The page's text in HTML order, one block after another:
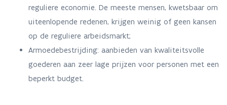
reguliere economie. De meeste mensen, kwetsbaar om
uiteenlopende redenen, krijgen weinig of geen kansen
op de reguliere arbeidsmarkt;
Armoedebestrijding: aanbieden van kwaliteitsvolle
goederen aan zeer lage prijzen voor personen met een
beperkt budget.